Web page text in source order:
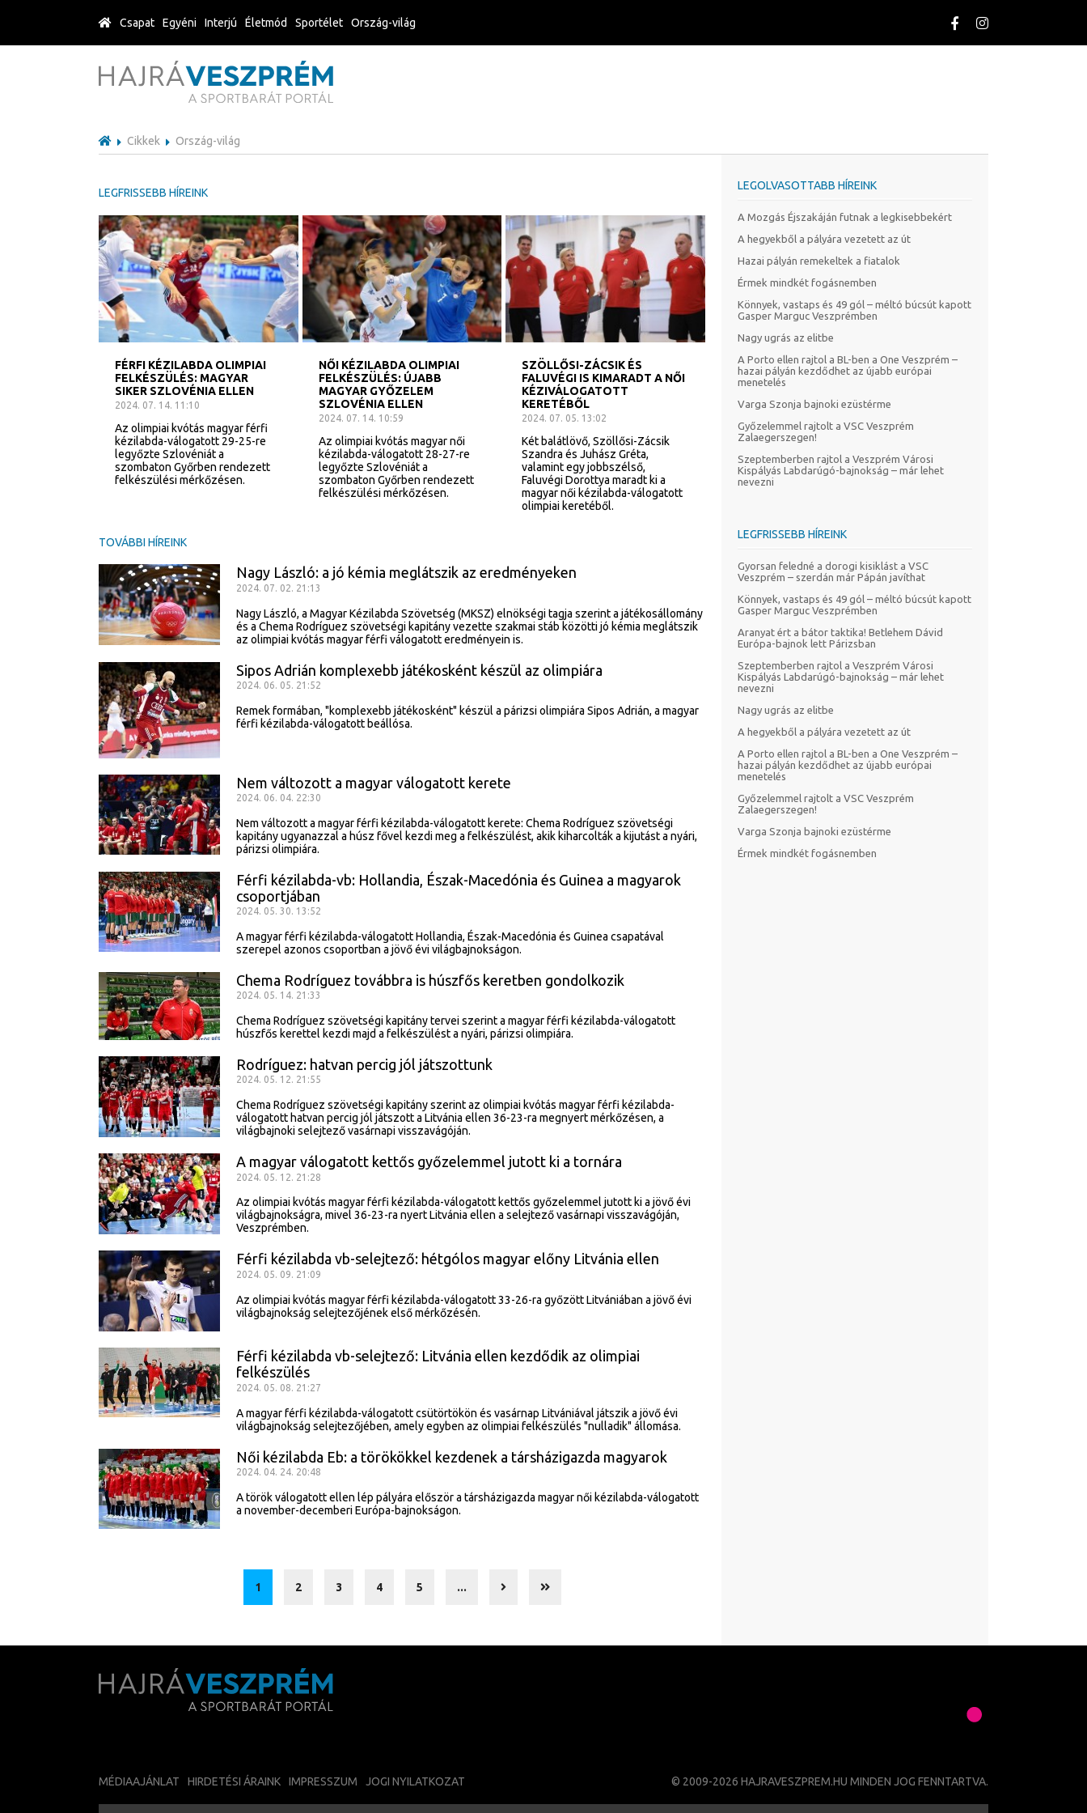
Cikkek Ország-világ
LEGFRISSEBB HÍREINK
FÉRFI KÉZILABDA OLIMPIAI
FELKÉSZÜLÉS: MAGYAR
SIKER SZLOVÉNIA ELLEN
2024. 07. 14. 11:10
Az olimpiai kvótás magyar férfi
kézilabda-válogatott 29-25-re
legyőzte Szlovéniát a
szombaton Győrben rendezett
felkészülési mérkőzésen.
NŐI KÉZILABDA OLIMPIAI
FELKÉSZÜLÉS: ÚJABB
MAGYAR GYŐZELEM
SZLOVÉNIA ELLEN
2024. 07. 14. 10:59
Az olimpiai kvótás magyar női
kézilabda-válogatott 28-27-re
legyőzte Szlovéniát a
szombaton Győrben rendezett
felkészülési mérkőzésen.
SZÖLLŐSI-ZÁCSIK ÉS
FALUVÉGI IS KIMARADT A NŐI
KÉZIVÁLOGATOTT
KERETÉBŐL
2024. 07. 05. 13:02
Két balátlövő, Szöllősi-Zácsik
Szandra és Juhász Gréta,
valamint egy jobbszélső,
Faluvégi Dorottya maradt ki a
magyar női kézilabda-válogatott
olimpiai keretéből.
TOVÁBBI HÍREINK
Nagy László: a jó kémia meglátszik az eredményeken
2024. 07. 02. 21:13
Nagy László, a Magyar Kézilabda Szövetség (MKSZ) elnökségi tagja szerint a játékosállomány
és a Chema Rodríguez szövetségi kapitány vezette szakmai stáb közötti jó kémia meglátszik
az olimpiai kvótás magyar férfi válogatott eredményein is.
Sipos Adrián komplexebb játékosként készül az olimpiára
2024. 06. 05. 21:52
Remek formában, "komplexebb játékosként" készül a párizsi olimpiára Sipos Adrián, a magyar
férfi kézilabda-válogatott beállósa.
Nem változott a magyar válogatott kerete
2024. 06. 04. 22:30
Nem változott a magyar férfi kézilabda-válogatott kerete: Chema Rodríguez szövetségi
kapitány ugyanazzal a húsz fővel kezdi meg a felkészülést, akik kiharcolták a kijutást a nyári,
párizsi olimpiára.
Férfi kézilabda-vb: Hollandia, Észak-Macedónia és Guinea a magyarok
csoportjában
2024. 05. 30. 13:52
A magyar férfi kézilabda-válogatott Hollandia, Észak-Macedónia és Guinea csapatával
szerepel azonos csoportban a jövő évi világbajnokságon.
Chema Rodríguez továbbra is húszfős keretben gondolkozik
2024. 05. 14. 21:33
Chema Rodríguez szövetségi kapitány tervei szerint a magyar férfi kézilabda-válogatott
húszfős kerettel kezdi majd a felkészülést a nyári, párizsi olimpiára.
Rodríguez: hatvan percig jól játszottunk
2024. 05. 12. 21:55
Chema Rodríguez szövetségi kapitány szerint az olimpiai kvótás magyar férfi kézilabda-
válogatott hatvan percig jól játszott a Litvánia ellen 36-23-ra megnyert mérkőzésen, a
világbajnoki selejtező vasárnapi visszavágóján.
A magyar válogatott kettős győzelemmel jutott ki a tornára
2024. 05. 12. 21:28
Az olimpiai kvótás magyar férfi kézilabda-válogatott kettős győzelemmel jutott ki a jövő évi
világbajnokságra, mivel 36-23-ra nyert Litvánia ellen a selejtező vasárnapi visszavágóján,
Veszprémben.
Férfi kézilabda vb-selejtező: hétgólos magyar előny Litvánia ellen
2024. 05. 09. 21:09
Az olimpiai kvótás magyar férfi kézilabda-válogatott 33-26-ra győzött Litvániában a jövő évi
világbajnokság selejtezőjének első mérkőzésén.
Férfi kézilabda vb-selejtező: Litvánia ellen kezdődik az olimpiai
felkészülés
2024. 05. 08. 21:27
A magyar férfi kézilabda-válogatott csütörtökön és vasárnap Litvániával játszik a jövő évi
világbajnokság selejtezőjében, amely egyben az olimpiai felkészülés "nulladik" állomása.
Női kézilabda Eb: a törökökkel kezdenek a társházigazda magyarok
2024. 04. 24. 20:48
A török válogatott ellen lép pályára először a társházigazda magyar női kézilabda-válogatott
a november-decemberi Európa-bajnokságon.
1 2 3 4 5 ...
LEGOLVASOTTABB HÍREINK
A Mozgás Éjszakáján futnak a legkisebbekért
A hegyekből a pályára vezetett az út
Hazai pályán remekeltek a fiatalok
Érmek mindkét fogásnemben
Könnyek, vastaps és 49 gól – méltó búcsút kapott
Gasper Marguc Veszprémben
Nagy ugrás az elitbe
A Porto ellen rajtol a BL-ben a One Veszprém –
hazai pályán kezdődhet az újabb európai
menetelés
Varga Szonja bajnoki ezüstérme
Győzelemmel rajtolt a VSC Veszprém
Zalaegerszegen!
Szeptemberben rajtol a Veszprém Városi
Kispályás Labdarúgó-bajnokság – már lehet
nevezni
LEGFRISSEBB HÍREINK
Gyorsan feledné a dorogi kisiklást a VSC
Veszprém – szerdán már Pápán javíthat
Könnyek, vastaps és 49 gól – méltó búcsút kapott
Gasper Marguc Veszprémben
Aranyat ért a bátor taktika! Betlehem Dávid
Európa-bajnok lett Párizsban
Szeptemberben rajtol a Veszprém Városi
Kispályás Labdarúgó-bajnokság – már lehet
nevezni
Nagy ugrás az elitbe
A hegyekből a pályára vezetett az út
A Porto ellen rajtol a BL-ben a One Veszprém –
hazai pályán kezdődhet az újabb európai
menetelés
Győzelemmel rajtolt a VSC Veszprém
Zalaegerszegen!
Varga Szonja bajnoki ezüstérme
Érmek mindkét fogásnemben
MÉDIAAJÁNLAT HIRDETÉSI ÁRAINK IMPRESSZUM JOGI NYILATKOZAT © 2009-2026 HAJRAVESZPREM.HU MINDEN JOG FENNTARTVA.
Csapat Egyéni Interjú Életmód Sportélet Ország-világ